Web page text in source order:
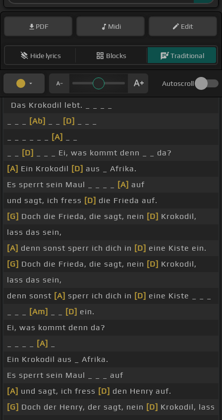
PDF Midi Edit
Hide lyrics Blocks Traditional
Autoscroll
Das Krokodil lebt. _ _ _ _
[Ab] [D]
[A]
[D]
_ _ _ Ei, was kommt denn _ _ da?
[A] Ein Krokodil [D] aus _ Afrika.
Es sperrt sein Maul _ _ _ _
[A] auf
und sagt, ich fress [D] die Frieda auf.
[G] Doch die Frieda, die sagt, nein [D] Krokodil,
lass das sein,
[A] denn sonst sperr ich dich in [D] eine Kiste ein.
[G] Doch die Frieda, die sagt, nein [D] Krokodil,
lass das sein,
denn sonst [A] sperr ich dich in [D] eine Kiste _ _ _
[Am] [D] ein.
Ei, was kommt denn da?
[A]
Ein Krokodil aus _ Afrika.
Es sperrt sein Maul _ _ _ auf
[A] und sagt, ich fress [D] den Henry auf.
[G] Doch der Henry, der sagt, nein [D] Krokodil, lass